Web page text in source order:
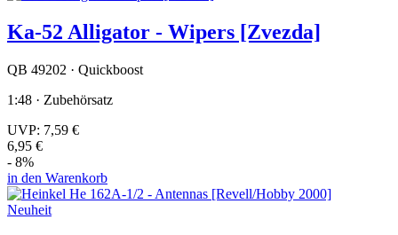
Ka-52 Alligator - Wipers [Zvezda]
QB 49202 · Quickboost
1:48 · Zubehörsatz
UVP: 7,59 €
6,95 €
- 8%
in den Warenkorb
Neuheit